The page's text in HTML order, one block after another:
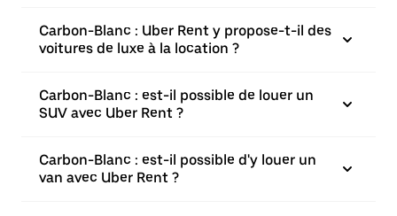
Carbon-Blanc : Uber Rent y propose-t-il des
voitures de luxe à la location ?
Carbon-Blanc : est-il possible de louer un
SUV avec Uber Rent ?
Carbon-Blanc : est-il possible d'y louer un
van avec Uber Rent ?